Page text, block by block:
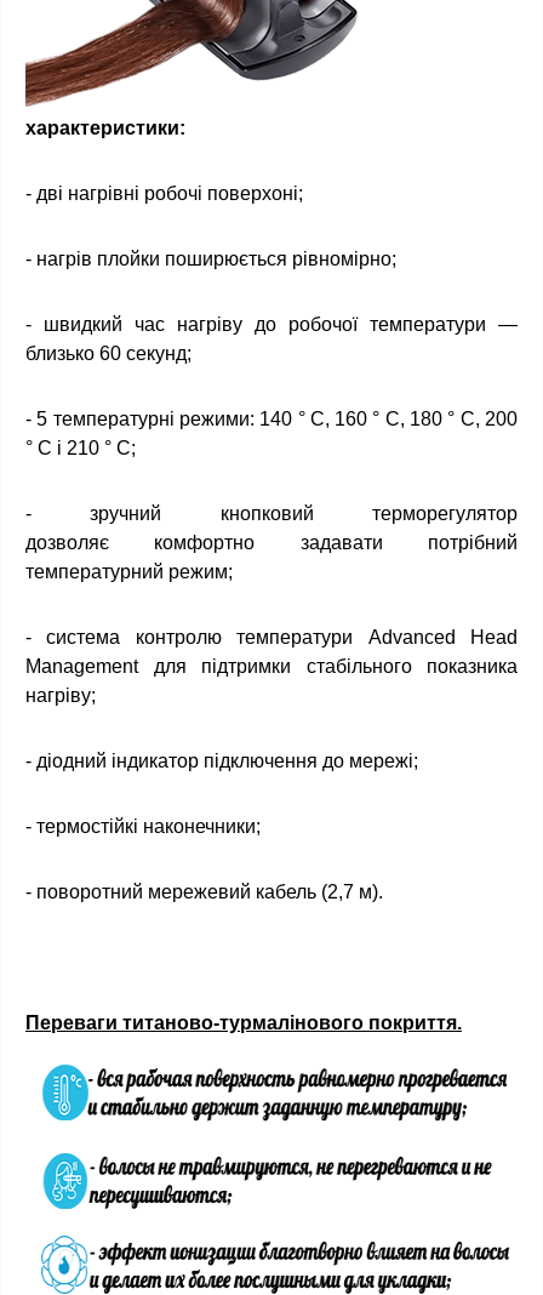
характеристики:
- дві нагрівні робочі поверхоні;
- нагрів плойки поширюється рівномірно;
- швидкий час нагріву до робочої температури —
близько 60 секунд;
- 5 температурні режими: 140 ° C, 160 ° C, 180 ° C, 200
° C і 210 ° C;
- зручний кнопковий терморегулятор
дозволяє комфортно задавати потрібний
температурний режим;
- система контролю температури Advanced Head
Management для підтримки стабільного показника
нагріву;
- діодний індикатор підключення до мережі;
- термостійкі наконечники;
- поворотний мережевий кабель (2,7 м).
Переваги титаново-турмалінового покриття.